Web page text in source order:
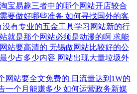
宝易趣三者中的哪个网站开店较合
要做好哪些准备 如何寻找国外的客
没有专业的五金工具学习网站新的行
就是那个网站必须是动漫的啊 求能
站要高清的 无锡做网站比较好的公
少占多少内容 网站出现大量垃圾外
网站要全文免费的 日流量达到1W的
一个月能赚多少 如何运营政务新媒